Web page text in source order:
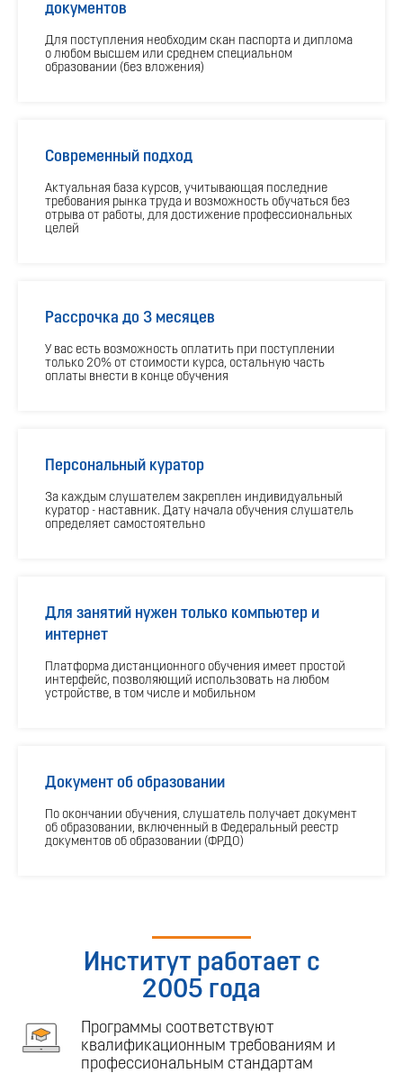
документов
Для поступления необходим скан паспорта и диплома
о любом высшем или среднем специальном
образовании (без вложения)
Современный подход
Актуальная база курсов, учитывающая последние
требования рынка труда и возможность обучаться без
отрыва от работы, для достижение профессиональных
целей
Рассрочка до 3 месяцев
У вас есть возможность оплатить при поступлении
только 20% от стоимости курса, остальную часть
оплаты внести в конце обучения
Персональный куратор
За каждым слушателем закреплен индивидуальный
куратор - наставник. Дату начала обучения слушатель
определяет самостоятельно
Для занятий нужен только компьютер и
интернет
Платформа дистанционного обучения имеет простой
интерфейс, позволяющий использовать на любом
устройстве, в том числе и мобильном
Документ об образовании
По окончании обучения, слушатель получает документ
об образовании, включенный в Федеральный реестр
документов об образовании (ФРДО)
Институт работает с
2005 года
Программы соответствуют
квалификационным требованиям и
профессиональным стандартам